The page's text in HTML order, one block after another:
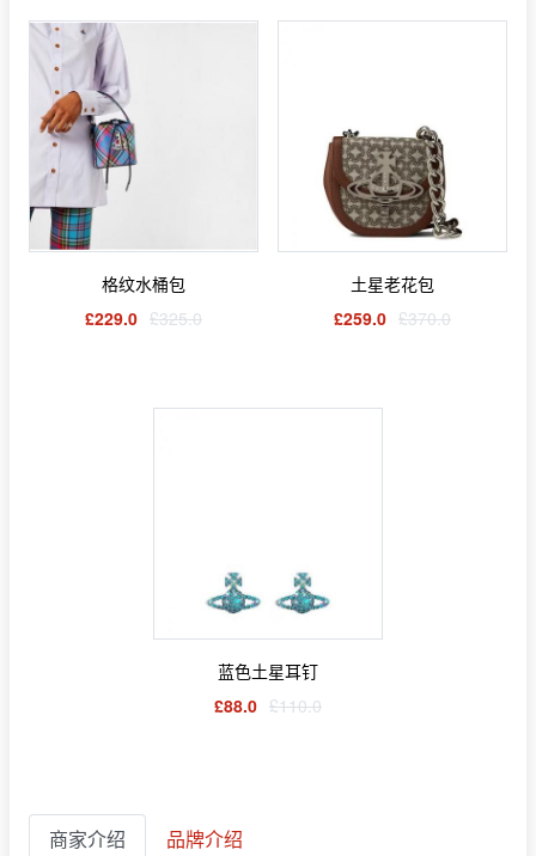
格纹水桶包
£229.0 £325.0
土星老花包
£259.0 £370.0
蓝色土星耳钉
£88.0 £110.0
商家介绍 品牌介绍